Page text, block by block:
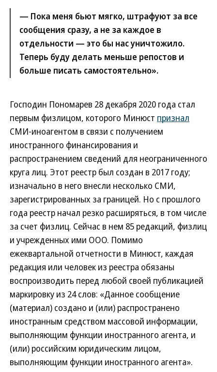
— Пока меня бьют мягко, штрафуют за все
сообщения сразу, а не за каждое в
отдельности — это бы нас уничтожило.
Теперь буду делать меньше репостов и
больше писать самостоятельно».
Господин Пономарев 28 декабря 2020 года стал
первым физлицом, которого Минюст признал
СМИ-иноагентом в связи с получением
иностранного финансирования и
распространением сведений для неограниченного
круга лиц. Этот реестр был создан в 2017 году;
изначально в него внесли несколько СМИ,
зарегистрированных за границей. Но с прошлого
года реестр начал резко расширяться, в том числе
за счет физлиц. Сейчас в нем 85 редакций, физлиц
и учрежденных ими ООО. Помимо
ежеквартальной отчетности в Минюст, каждая
редакция или человек из реестра обязаны
воспроизводить перед любой своей публикацией
маркировку из 24 слов: «Данное сообщение
(материал) создано и (или) распространено
иностранным средством массовой информации,
выполняющим функции иностранного агента, и
(или) российским юридическим лицом,
выполняющим функции иностранного агента».